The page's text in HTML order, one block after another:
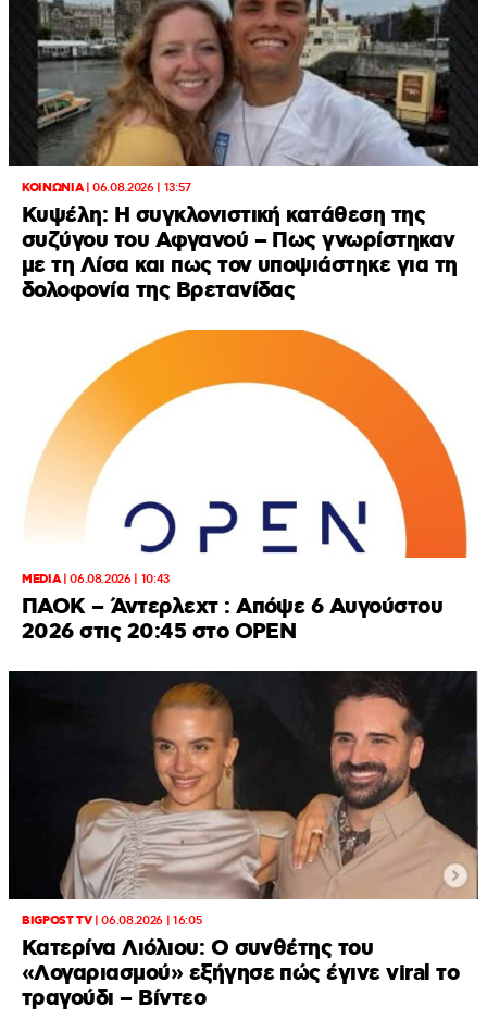
ΚΟΙΝΩΝΙΑ|06.08.2026 | 13:57
Κυψέλη: Η συγκλονιστική κατάθεση της
συζύγου του Αφγανού – Πως γνωρίστηκαν
με τη Λίσα και πως τον υποψιάστηκε για τη
δολοφονία της Βρετανίδας
MEDIA|06.08.2026 | 10:43
ΠΑΟΚ – Άντερλεχτ : Απόψε 6 Αυγούστου
2026 στις 20:45 στο ΟΡΕΝ
BIGPOST TV|06.08.2026 | 16:05
Κατερίνα Λιόλιου: Ο συνθέτης του
«Λογαριασμού» εξήγησε πώς έγινε viral το
τραγούδι – Βίντεο